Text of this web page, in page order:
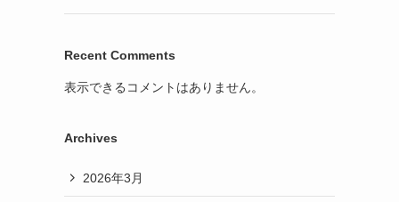
Recent Comments
表示できるコメントはありません。
Archives
2026年3月